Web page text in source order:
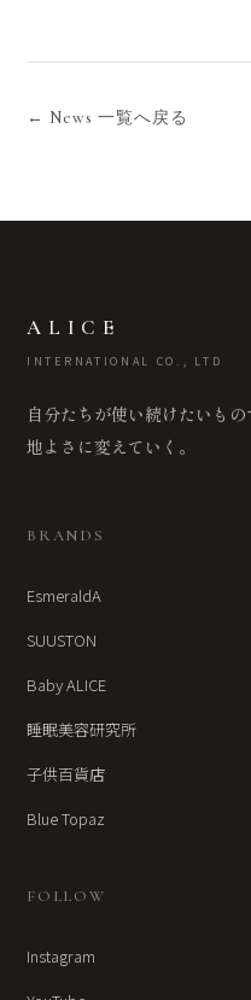
← News 一覧へ戻る
ALICE
INTERNATIONAL CO., LTD
自分たちが使い続けたいも
地よさに変えていく。
BRANDS
EsmeraldA
SUUSTON
Baby ALICE
睡眠美容研究所
子供百貨店
Blue Topaz
FOLLOW
Instagram